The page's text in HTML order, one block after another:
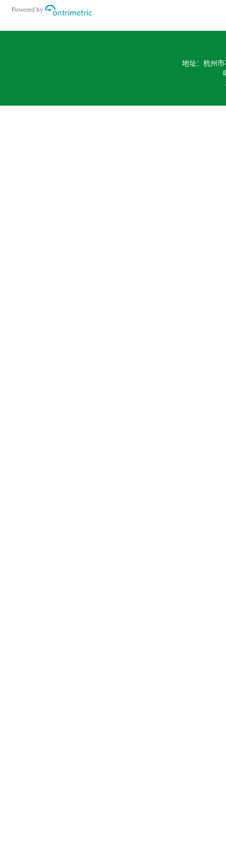
Powered by
地址：杭州